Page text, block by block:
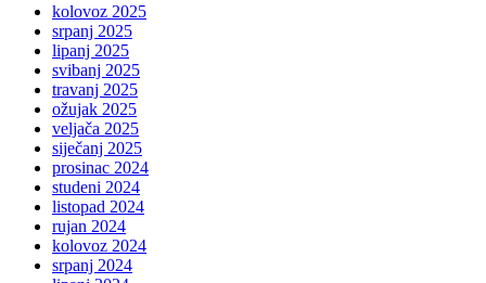
kolovoz 2025
srpanj 2025
lipanj 2025
svibanj 2025
travanj 2025
ožujak 2025
veljača 2025
siječanj 2025
prosinac 2024
studeni 2024
listopad 2024
rujan 2024
kolovoz 2024
srpanj 2024